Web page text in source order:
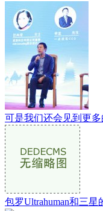
可是我们还会见到更
包罗Ultrahuman和三星